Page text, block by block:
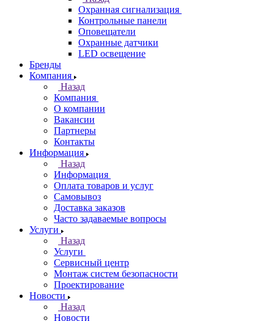
Охранная сигнализация
Контрольные панели
Оповещатели
Охранные датчики
LED освещение
Бренды
Компания
Назад
Компания
О компании
Вакансии
Партнеры
Контакты
Информация
Назад
Информация
Оплата товаров и услуг
Самовывоз
Доставка заказов
Часто задаваемые вопросы
Услуги
Назад
Услуги
Сервисный центр
Монтаж систем безопасности
Проектирование
Новости
Назад
Новости